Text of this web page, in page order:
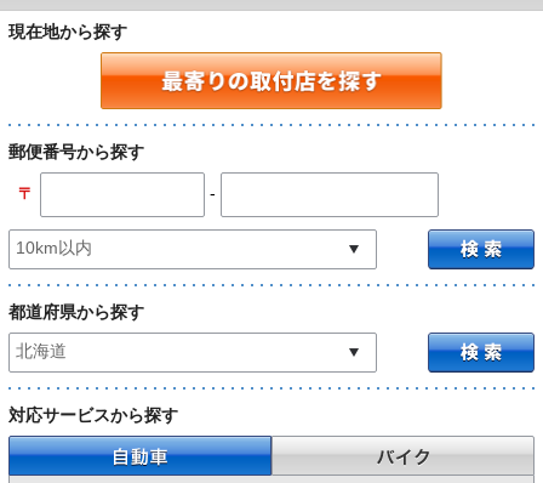
現在地から探す
郵便番号から探す
〒 -
都道府県から探す
対応サービスから探す
自動車